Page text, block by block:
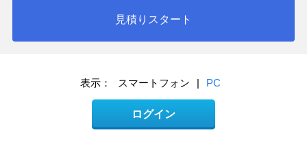
見積りスタート
表示： スマートフォン PC
ログイン